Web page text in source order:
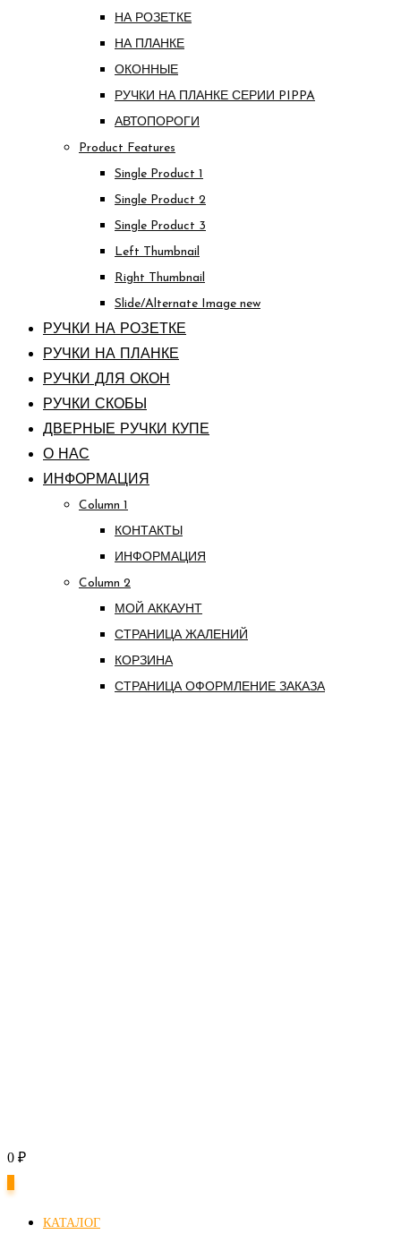
НА РОЗЕТКЕ
НА ПЛАНКЕ
ОКОННЫЕ
РУЧКИ НА ПЛАНКЕ СЕРИИ PIPPA
АВТОПОРОГИ
Product Features
Single Product 1
Single Product 2
Single Product 3
Left Thumbnail
Right Thumbnail
Slide/Alternate Image new
РУЧКИ НА РОЗЕТКЕ
РУЧКИ НА ПЛАНКЕ
РУЧКИ ДЛЯ ОКОН
РУЧКИ СКОБЫ
ДВЕРНЫЕ РУЧКИ КУПЕ
О НАС
ИНФОРМАЦИЯ
Column 1
КОНТАКТЫ
ИНФОРМАЦИЯ
Column 2
МОЙ АККАУНТ
СТРАНИЦА ЖАЛЕНИЙ
КОРЗИНА
СТРАНИЦА ОФОРМЛЕНИЕ ЗАКАЗА
0 ₽
КАТАЛОГ